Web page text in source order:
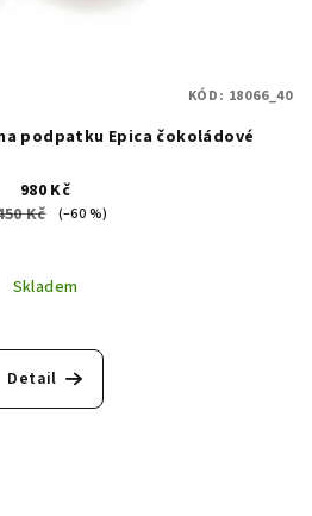
podpatku Epica čokoládové
980 Kč
Kč
(–60 %)
Skladem
Detail
KÓD: 18066_40